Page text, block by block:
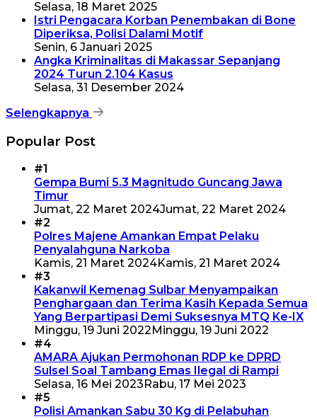
Selasa, 18 Maret 2025
Istri Pengacara Korban Penembakan di Bone
Diperiksa, Polisi Dalami Motif
Senin, 6 Januari 2025
Angka Kriminalitas di Makassar Sepanjang
2024 Turun 2.104 Kasus
Selasa, 31 Desember 2024
Selengkapnya
Popular Post
#1
Gempa Bumi 5.3 Magnitudo Guncang Jawa
Timur
Jumat, 22 Maret 2024Jumat, 22 Maret 2024
#2
Polres Majene Amankan Empat Pelaku
Penyalahguna Narkoba
Kamis, 21 Maret 2024Kamis, 21 Maret 2024
#3
Kakanwil Kemenag Sulbar Menyampaikan
Penghargaan dan Terima Kasih Kepada Semua
Yang Berpartipasi Demi Suksesnya MTQ Ke-IX
Minggu, 19 Juni 2022 Minggu, 19 Juni 2022
#4
AMARA Ajukan Permohonan RDP ke DPRD
Sulsel Soal Tambang Emas Ilegal di Rampi
Selasa, 16 Mei 2023 Rabu, 17 Mei 2023
#5
Polisi Amankan Sabu 30 Kg di Pelabuhan